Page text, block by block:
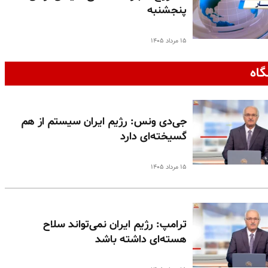
پنجشنبه
۱۵ مرداد ۱۴۰۵
جی‌دی ونس: رژیم ایران سیستم از هم
گسیخته‌ای دارد
۱۵ مرداد ۱۴۰۵
ترامپ: رژیم ایران نمی‌تواند سلاح
هسته‌ای داشته باشد